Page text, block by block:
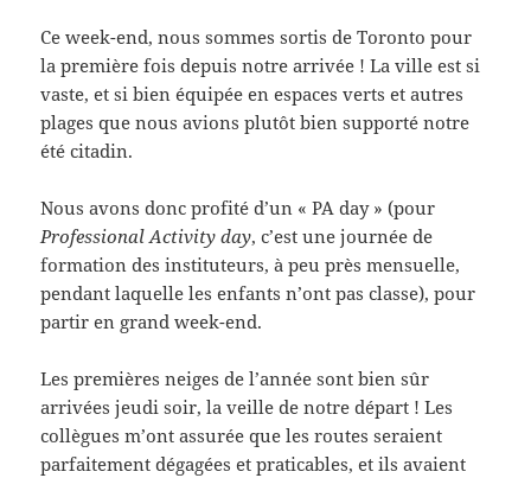
Ce week-end, nous sommes sortis de Toronto pour
la première fois depuis notre arrivée ! La ville est si
vaste, et si bien équipée en espaces verts et autres
plages que nous avions plutôt bien supporté notre
été citadin.
Nous avons donc profité d’un « PA day » (pour
Professional Activity day, c’est une journée de
formation des instituteurs, à peu près mensuelle,
pendant laquelle les enfants n’ont pas classe), pour
partir en grand week-end.
Les premières neiges de l’année sont bien sûr
arrivées jeudi soir, la veille de notre départ ! Les
collègues m’ont assurée que les routes seraient
parfaitement dégagées et praticables, et ils avaient